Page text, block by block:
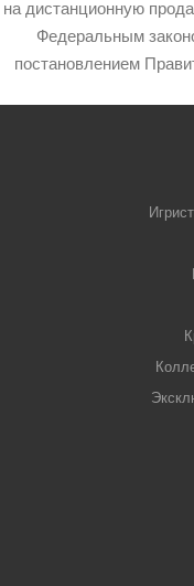
на дистанционную
Федеральным
постановлением